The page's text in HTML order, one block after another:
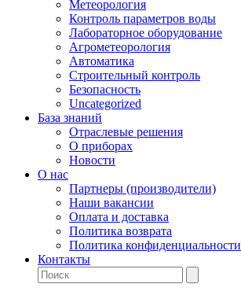
Метеорология
Контроль параметров воды
Лабораторное оборудование
Агрометеорология
Автоматика
Строительный контроль
Безопасность
Uncategorized
База знаний
Отраслевые решения
О приборах
Новости
О нас
Партнеры (производители)
Наши вакансии
Оплата и доставка
Политика возврата
Политика конфиденциальности
Контакты